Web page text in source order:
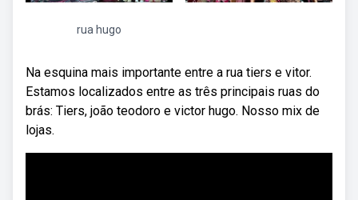
rua hugo
Na esquina mais importante entre a rua tiers e vitor.
Estamos localizados entre as três principais ruas do
brás: Tiers, joão teodoro e victor hugo. Nosso mix de
lojas.